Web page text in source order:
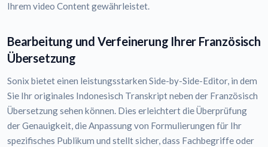
Ihrem video Content gewährleistet.
Bearbeitung und Verfeinerung Ihrer Französisch
Übersetzung
Sonix bietet einen leistungsstarken Side-by-Side-Editor, in dem
Sie Ihr originales Indonesisch Transkript neben der Französisch
Übersetzung sehen können. Dies erleichtert die Überprüfung
der Genauigkeit, die Anpassung von Formulierungen für Ihr
spezifisches Publikum und stellt sicher, dass Fachbegriffe oder